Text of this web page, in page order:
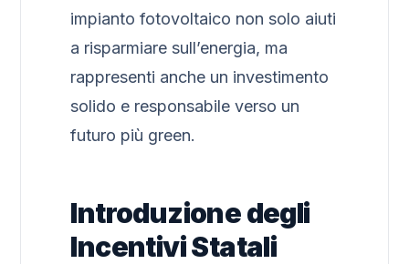
impianto fotovoltaico non solo aiuti
a risparmiare sull’energia, ma
rappresenti anche un investimento
solido e responsabile verso un
futuro più green.
Introduzione degli
Incentivi Statali